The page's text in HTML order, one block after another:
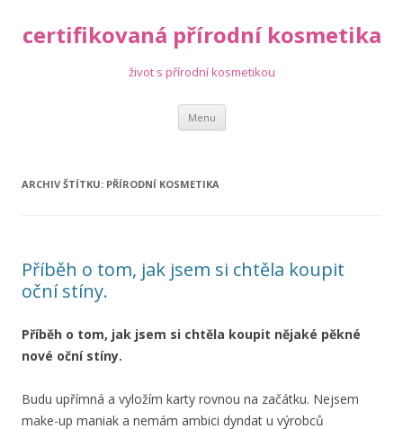
certifikovaná přírodní kosmetika
život s přírodní kosmetikou
Menu Přejít
obsahu
ARCHIV ŠTÍTKU: PŘÍRODNÍ KOSMETIKA
Příběh o tom, jak jsem si chtěla koupit
oční stíny.
Příběh o tom, jak jsem si chtěla koupit nějaké pěkné
nové oční stíny.
Budu upřímná a vyložím karty rovnou na začátku. Nejsem
make-up maniak a nemám ambici dyndat u výrobců